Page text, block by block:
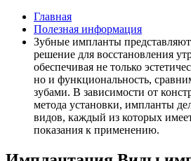
Главная
Полезная информация
Зубные импланты
решение для восстановления
обеспечивая не только
но и функциональность,
зубами. В зависимости от
метода установки, импланты
видов, каждый из которых
показания к применению.